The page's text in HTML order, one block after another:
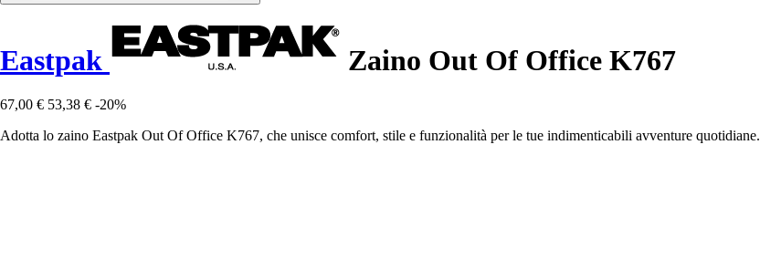
Eastpak Zaino Out Of Office K767
67,00 € 53,38 € -20%
Adotta lo zaino Eastpak Out Of Office K767, che unisce comfort, stile e funzionalità per le tue indimenticabili avventure quotidiane.